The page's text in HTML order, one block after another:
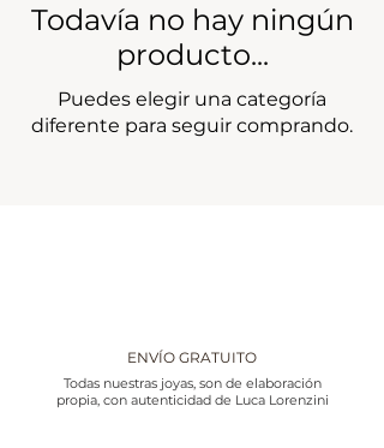
Todavía no hay ningún
producto...
Puedes elegir una categoría
diferente para seguir comprando.
ENVÍO GRATUITO
Todas nuestras joyas, son de elaboración
propia, con autenticidad de Luca Lorenzini